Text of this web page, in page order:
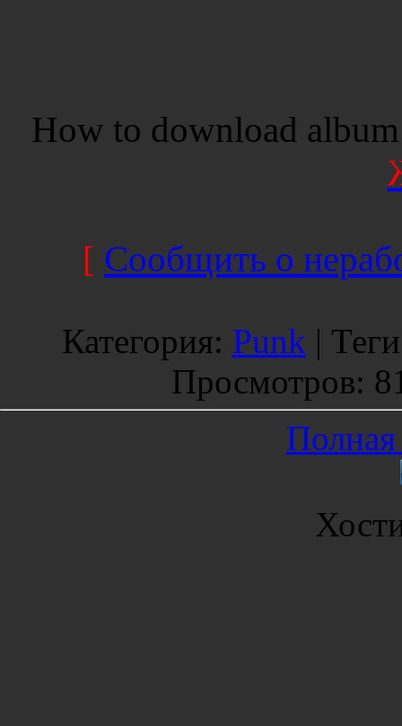
How to download
[ Сообщить о
Категория: Punk | Теги
Просмотров:
Полная